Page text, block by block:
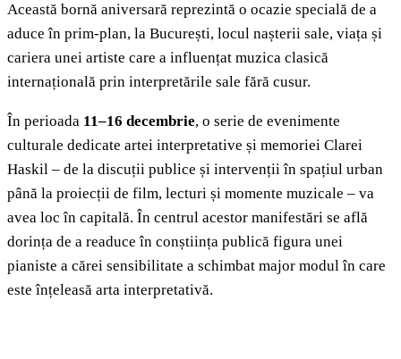
Această bornă aniversară reprezintă o ocazie specială de a
aduce în prim-plan, la București, locul nașterii sale, viața și
cariera unei artiste care a influențat muzica clasică
internațională prin interpretările sale fără cusur.
În perioada 11–16 decembrie, o serie de evenimente
culturale dedicate artei interpretative și memoriei Clarei
Haskil – de la discuții publice și intervenții în spațiul urban
până la proiecții de film, lecturi și momente muzicale – va
avea loc în capitală. În centrul acestor manifestări se află
dorința de a readuce în conștiința publică figura unei
pianiste a cărei sensibilitate a schimbat major modul în care
este înțeleasă arta interpretativă.